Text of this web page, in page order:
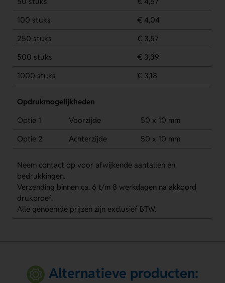
100 stuks
€ 4,04
250 stuks
€ 3,57
500 stuks
€ 3,39
1000 stuks
€ 3,18
Opdrukmogelijkheden
Optie 1
Voorzijde
50 x 10 mm
Optie 2
Achterzijde 50 x 10 mm
Neem contact op voor afwijkende aantallen en
bedrukkingen.
Verzending binnen ca. 6 t/m 8 werkdagen na akkoord
drukproef.
Alle genoemde prijzen zijn exclusief BTW.
Alternatieve producten: